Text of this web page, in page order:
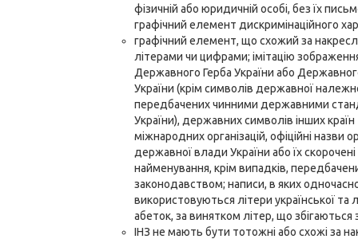
фізичній або юридичній особі, без їх
графічний елемент дискримінаційного
графічний елемент, що схожий за
літерами чи цифрами; імітацію
Державного Герба України або
України (крім символів державної
передбачених чинними державними
України), державних символів інших країн
міжнародних організацій, офіційні назви
державної влади України або їх скорочені
найменування, крім випадків,
законодавством; написи, в яких
використовуються літери української та
абеток, за винятком літер, що збігаються
ІНЗ не мають бути тотожні або схожі за